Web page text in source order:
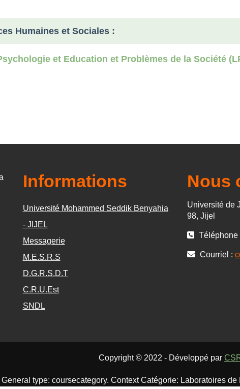
Humaines et Sociales :
et Education et Problèmes de la Société
Informations
Université Mohammed Seddik Benyahia
- JIJEL
Messagerie
M.E.S.R.S
D.G.R.S.D.T
C.R.U.Est
SNDL
Nous
Université de
98, Jijel
Téléphone
Courriel :
Copyright © 2022 - Développé par
General type: coursecategory. Context Catégorie: Laboratoires